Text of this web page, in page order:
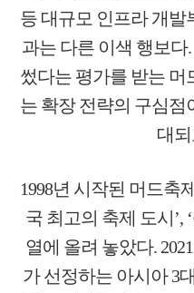
등 대규모 인프라 개발
과는 다른 이색 행보
썼다는 평가를 받는 머
는 확장 전략의 구심점
대
1998년 시작된 머드축
국 최고의 축제 도시’,
열에 올려 놓았다.
가 선정하는 아시아 3